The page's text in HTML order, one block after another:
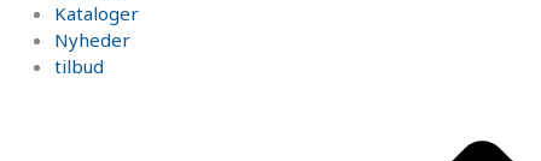
Kataloger
Nyheder
tilbud